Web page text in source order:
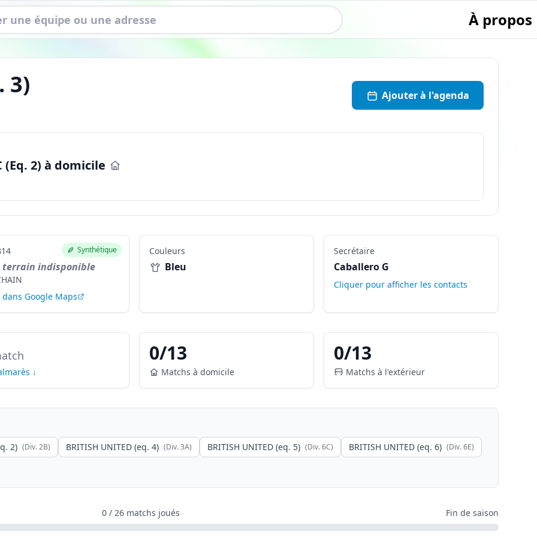
À propos
3) Ajouter à l'agenda
(Eq. 2) à domicile
Synthétique
terrain indisponible
Google Maps
Couleurs
Bleu
Secrétaire
Caballero G
Cliquer pour afficher les contacts
↓
0/13
Matchs à domicile
0/13
Matchs à l'extérieur
2) (Div.2B) BRITISH UNITED (eq. 4) (Div.3A) BRITISH UNITED (eq. 5) (Div.6C) BRITISH UNITED (eq. 6) (Div.6E)
0/ 26matchs joués Fin de saison